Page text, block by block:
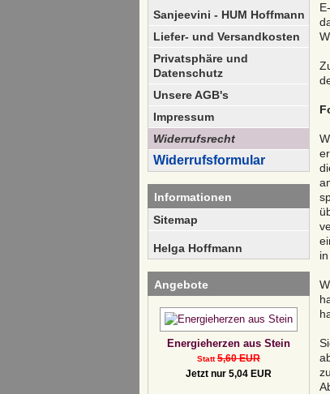
Sanjeevini - HUM Hoffmann
Liefer- und Versandkosten
Privatsphäre und
Datenschutz
Unsere AGB's
Impressum
Widerrufsrecht
Widerrufsformular
Informationen
Sitemap
Helga Hoffmann
Angebote
Energieherzen aus Stein
Statt5,60 EUR
Jetzt nur 5,04 EUR